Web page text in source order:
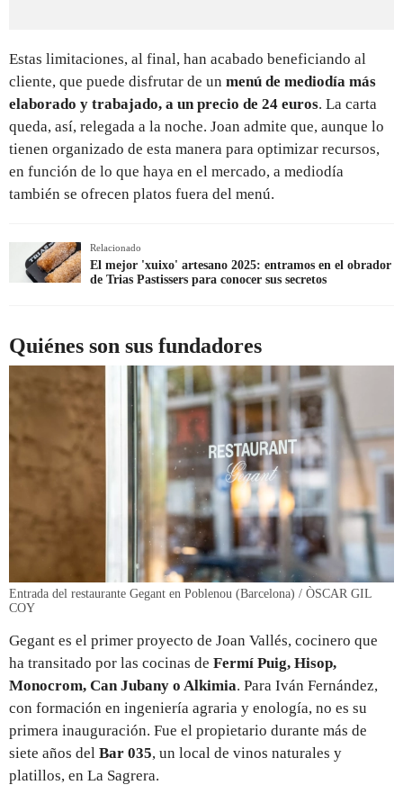
Estas limitaciones, al final, han acabado beneficiando al
cliente, que puede disfrutar de un menú de mediodía más
elaborado y trabajado, a un precio de 24 euros. La carta
queda, así, relegada a la noche. Joan admite que, aunque lo
tienen organizado de esta manera para optimizar recursos,
en función de lo que haya en el mercado, a mediodía
también se ofrecen platos fuera del menú.
Relacionado
El mejor 'xuixo' artesano 2025: entramos en el obrador
de Trias Pastissers para conocer sus secretos
Quiénes son sus fundadores
Entrada del restaurante Gegant en Poblenou (Barcelona) / ÒSCAR GIL
COY
Gegant es el primer proyecto de Joan Vallés, cocinero que
ha transitado por las cocinas de Fermí Puig, Hisop,
Monocrom, Can Jubany o Alkimia. Para Iván Fernández,
con formación en ingeniería agraria y enología, no es su
primera inauguración. Fue el propietario durante más de
siete años del Bar 035, un local de vinos naturales y
platillos, en La Sagrera.